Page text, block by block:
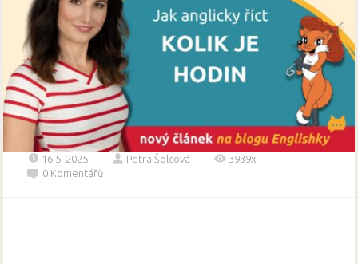
16.5. 2025 Petra Šolcová
3939x
0 Komentářů